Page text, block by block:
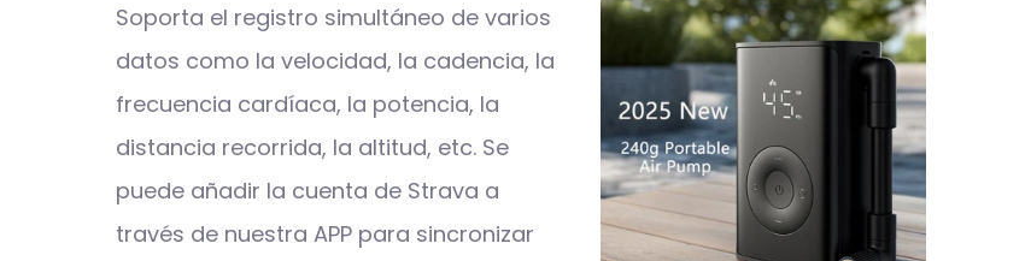
Soporta el registro simultáneo de varios
datos como la velocidad, la cadencia, la
frecuencia cardíaca, la potencia, la
distancia recorrida, la altitud, etc. Se
puede añadir la cuenta de Strava a
través de nuestra APP para sincronizar